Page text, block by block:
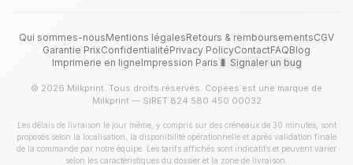
Qui sommes-nousMentions légalesRetours & remboursementsCGV
Garantie PrixConfidentialitéPrivacy PolicyContactFAQBlog
Imprimerie en ligneImpression Paris 🐛 Signaler un bug
© 2026 Milkprint. Tous droits réservés. Copees est une marque de
Milkprint — SIRET 824 580 450 00032
Les délais de livraison le jour même, y compris sur des créneaux de 30 minutes, sont
proposés selon la localisation, la disponibilité opérationnelle et après validation finale
de la commande par notre équipe. Les tarifs affichés sont indicatifs et peuvent varier
selon les caractéristiques du dossier et la zone de livraison.